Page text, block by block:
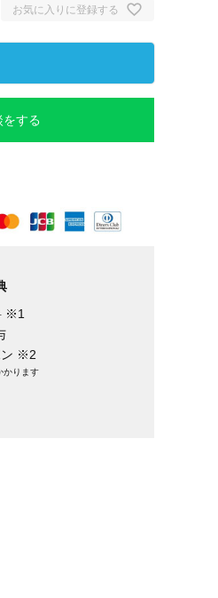
お気に入りに登録する
をする
※1
ン ※2
かります